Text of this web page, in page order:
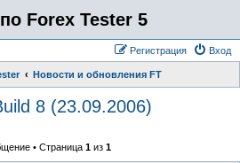
Forex Tester 5
Вход
Регистрация
Новости и обновления FT
8 (23.09.2006)
• Страница 1из 1